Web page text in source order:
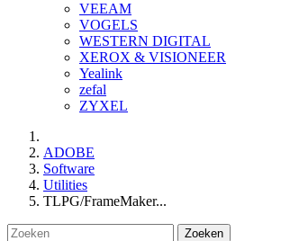
VEEAM
VOGELS
WESTERN DIGITAL
XEROX & VISIONEER
Yealink
zefal
ZYXEL
ADOBE
Software
Utilities
TLPG/FrameMaker...
Zoeken